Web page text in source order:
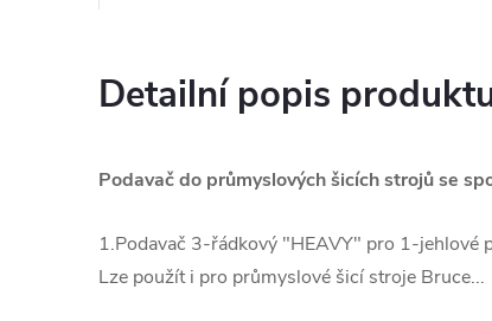
Detailní popis
Podavač do průmyslových šicích strojů se
1.Podavač 3-řádkový "HEAVY" pro 1-jehlové
Lze použít i pro průmyslové šicí stroje Bruce...